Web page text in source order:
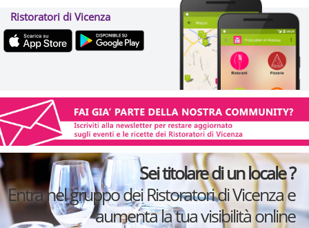
Ristoratori di Vicenza
Sei titolare di un locale ?
Entra nel gruppo dei Ristoratori di Vicenza e
aumenta la tua visibilità online